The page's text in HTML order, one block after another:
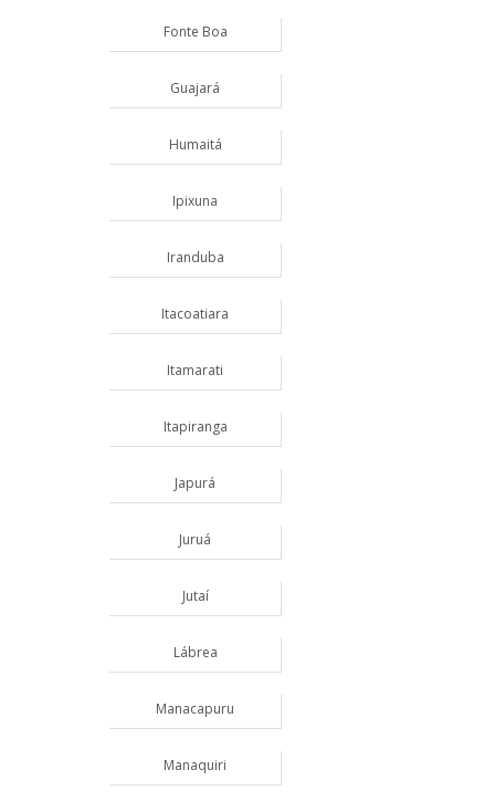
Fonte Boa
Guajará
Humaitá
Ipixuna
Iranduba
Itacoatiara
Itamarati
Itapiranga
Japurá
Juruá
Jutaí
Lábrea
Manacapuru
Manaquiri